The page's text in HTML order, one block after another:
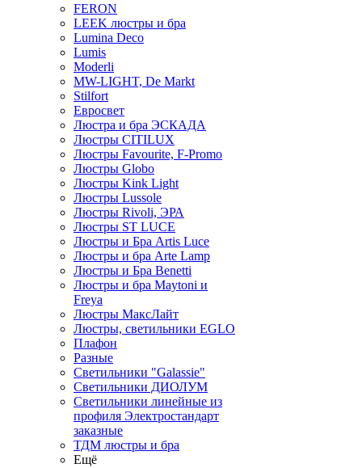
FERON
LEEK люстры и бра
Lumina Deco
Lumis
Moderli
MW-LIGHT, De Markt
Stilfort
Евросвет
Люстра и бра ЭСКАДА
Люстры CITILUX
Люстры Favourite, F-Promo
Люстры Globo
Люстры Kink Light
Люстры Lussole
Люстры Rivoli, ЭРА
Люстры ST LUCE
Люстры и Бра Artis Luce
Люстры и бра Arte Lamp
Люстры и Бра Benetti
Люстры и бра Maytoni и
Freya
Люстры МаксЛайт
Люстры, светильники EGLO
Плафон
Разные
Светильники "Galassie"
Светильники ДИОЛУМ
Светильники линейные из
профиля Электростандарт
заказные
ТДМ люстры и бра
Ещё